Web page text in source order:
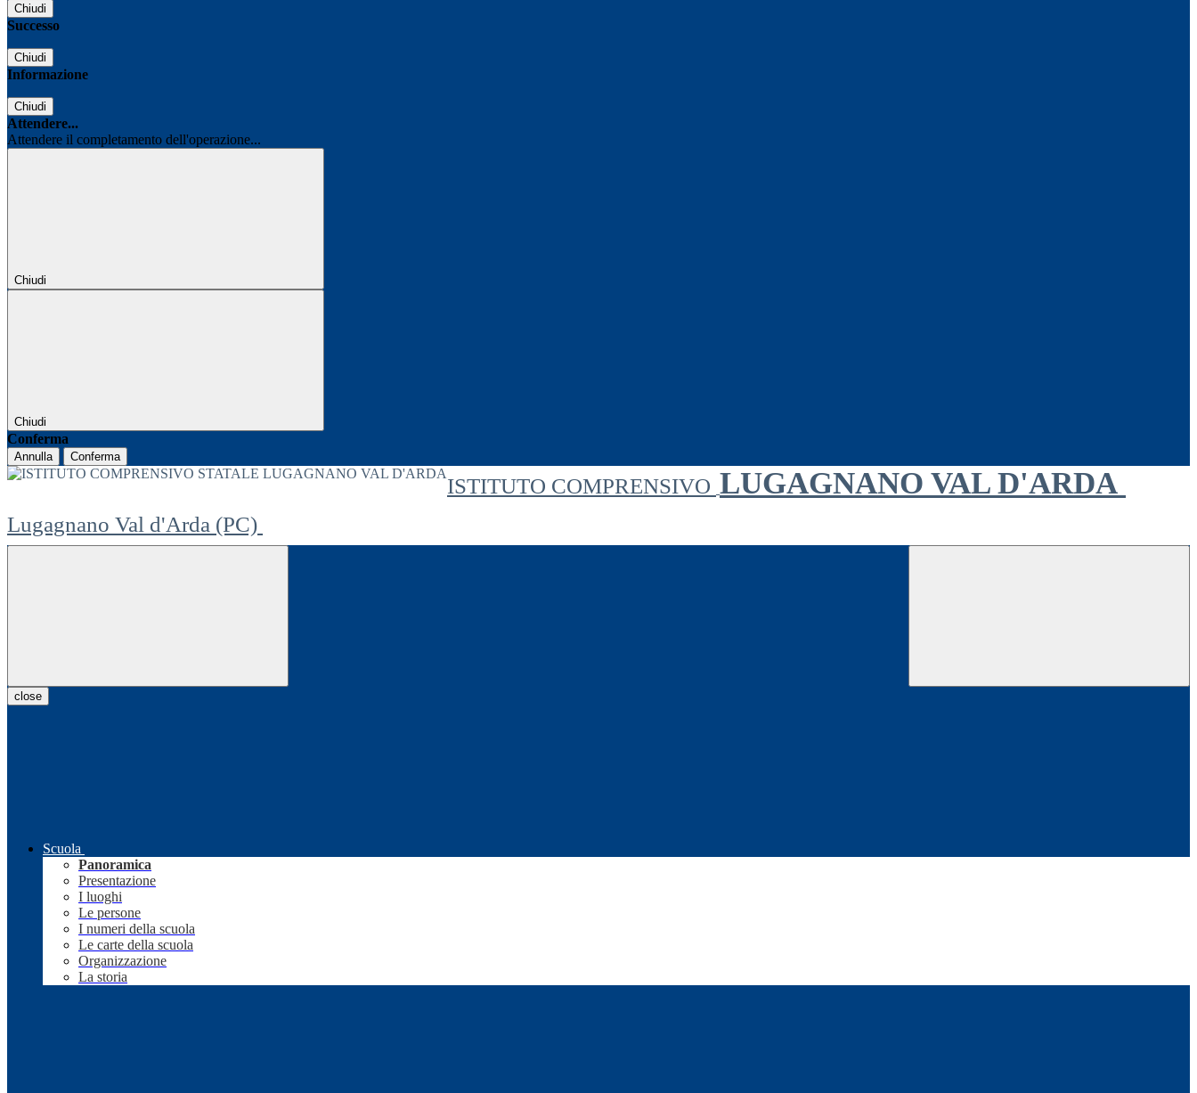
Chiudi
Successo
Chiudi
Informazione
Chiudi
Attendere...
Attendere il completamento dell'operazione...
Chiudi
Chiudi
Conferma
Annulla Conferma
ISTITUTO COMPRENSIVO LUGAGNANO VAL D'ARDA
Lugagnano Val d'Arda (PC)
close
Scuola
Panoramica
Presentazione
I luoghi
Le persone
I numeri della scuola
Le carte della scuola
Organizzazione
La storia